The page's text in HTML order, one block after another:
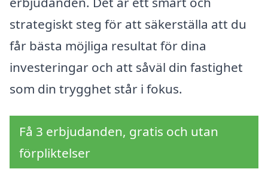
strategiskt steg för att säkerställa att du
får bästa möjliga resultat för dina
investeringar och att såväl din fastighet
som din trygghet står i fokus.
Få 3 erbjudanden, gratis och utan
förpliktelser